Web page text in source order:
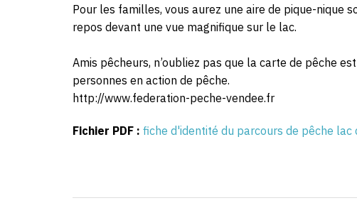
Pour les familles, vous aurez une aire de pique-nique
repos devant une vue magnifique sur le lac.
Amis pêcheurs, n’oubliez pas que la carte de pêche
personnes en action de pêche.
http://www.federation-peche-vendee.fr
Fichier PDF : fiche d'identité du parcours de pêche lac